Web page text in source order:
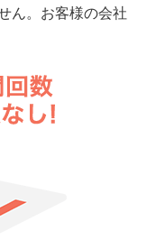
ん。お客様の会社